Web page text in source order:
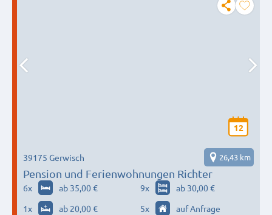
12
Pension und Ferienwohnungen Richter
39175 Gerwisch 26,43 km
6x ab 35,00 € 9x
ab 30,00 €
1x ab 20,00 € 5x auf Anfrage